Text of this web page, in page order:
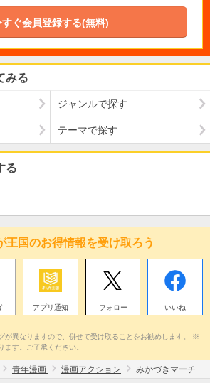
すぐ会員登録する(無料)
みる
ジャンルで探す
テーマで探す
る
王国のお得情報を受け取ろう
アプリ通知 フォロー いいね
が異なりますので、併せて受け取ることをお勧めします。 ※
す。ご了承ください。
青年漫画 漫画アクション みかづきマーチ